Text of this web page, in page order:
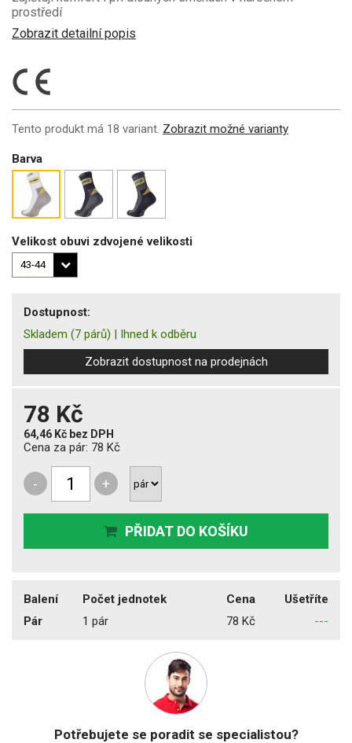
prostředí
Zobrazit detailní popis
Tento produkt má 18 variant. Zobrazit možné varianty
Barva
Velikost obuvi zdvojené velikosti
Dostupnost:
Skladem (7 párů) | Ihned k odběru
Zobrazit dostupnost na prodejnách
78 Kč
64,46 Kč bez DPH
Cena za pár: 78 Kč
- +
PŘIDAT DO KOŠÍKU
Balení Počet jednotek Cena
Ušetříte
Pár
1 pár 78 Kč ---
Potřebujete se poradit se specialistou?